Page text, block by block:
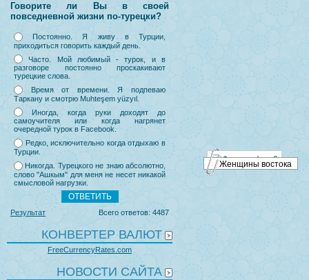
Говорите ли Вы в своей
повседневной жизни по-турецки?
Постоянно. Я живу в Турции,
приходиться говорить каждый день.
Часто. Мой любимый - турок, и в
разговоре постоянно проскакивают
турецкие слова.
Время от времени. Я подпеваю
Таркану и смотрю Muhteşem yüzyıl.
Иногда, когда руки доходят до
самоучителя или когда нагрянет
очередной турок в Facebook.
Редко, исключительно когда отдыхаю в
Турции.
Никогда. Турецкого не знаю абсолютно,
слово "Ашкым" для меня не несет никакой
смысловой нагрузки.
Результат Всего ответов: 4487
КОНВЕРТЕР ВАЛЮТ
FreeCurrencyRates.com
НОВОСТИ САЙТА
Женщины востока